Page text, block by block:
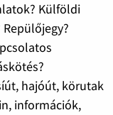
Külföldi
hajóút, körutak
információk,